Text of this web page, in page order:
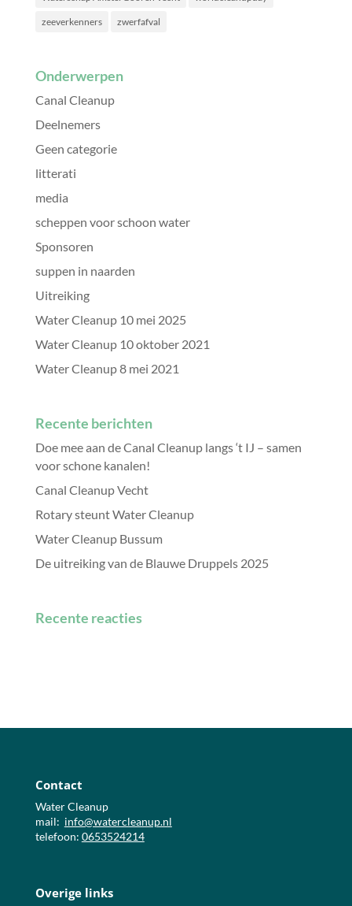
zeeverkenners zwerfafval
Onderwerpen
Canal Cleanup
Deelnemers
Geen categorie
litterati
media
scheppen voor schoon water
Sponsoren
suppen in naarden
Uitreiking
Water Cleanup 10 mei 2025
Water Cleanup 10 oktober 2021
Water Cleanup 8 mei 2021
Recente berichten
Doe mee aan de Canal Cleanup langs ‘t IJ – samen
voor schone kanalen!
Canal Cleanup Vecht
Rotary steunt Water Cleanup
Water Cleanup Bussum
De uitreiking van de Blauwe Druppels 2025
Recente reacties
Contact
Water Cleanup
mail: info@watercleanup.nl
telefoon: 0653524214
Overige links